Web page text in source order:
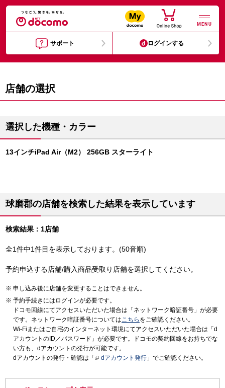
MENU
サポート ログインする
店舗の選択
選択した機種・カラー
13インチiPad Air（M2） 256GB スターライト
球磨郡の店舗を検索した結果を表示しています
検索結果：1店舗
全1件中1件目を表示しております。(50音順)
予約申込する店舗/購入商品受取り店舗を選択してください。
申し込み後に店舗を変更することはできません。
予約手続きにはログインが必要です。
ドコモ回線にてアクセスいただいた場合は「ネットワーク暗証番号」が必要
です。ネットワーク暗証番号についてはこちら をご確認ください。
Wi-Fiまたはご自宅のインターネット環境にてアクセスいただいた場合は「d
アカウントのID／パスワード」が必要です。ドコモの契約回線をお持ちでな
い方も、dアカウントの発行が可能です。
dアカウントの発行・確認は「
dアカウント発行 」でご確認ください。